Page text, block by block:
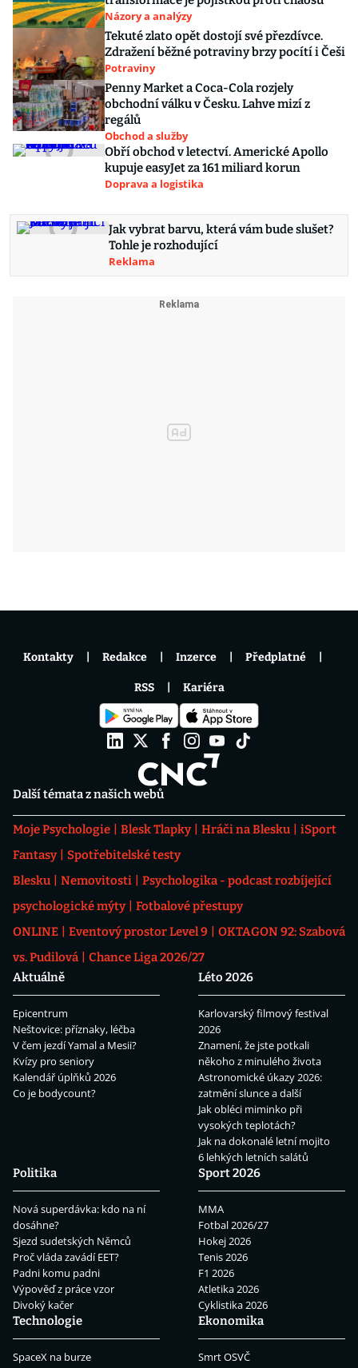
Názory a analýzy
Tekuté zlato opět dostojí své přezdívce.
Zdražení běžné potraviny brzy pocítí i Češi
Potraviny
Penny Market a Coca-Cola rozjely
obchodní válku v Česku. Lahve mizí z
regálů
Obchod a služby
Obří obchod v letectví. Americké Apollo
kupuje easyJet za 161 miliard korun
Doprava a logistika
Jak vybrat barvu, která vám bude slušet?
Tohle je rozhodující
Reklama
Další témata z našich webů
Moje Psychologie Blesk Tlapky Hráči na Blesku
iSport
Fantasy
Spotřebitelské testy
Blesku
Nemovitosti
Psychologika - podcast rozbíjející
psychologické mýty
Fotbalové přestupy
ONLINE
Eventový prostor Level 9
OKTAGON 92: Szabová
vs. Pudilová
Chance Liga 2026/27
Aktuálně
Epicentrum
Neštovice: příznaky, léčba
V čem jezdí Yamal a Mesii?
Kvízy pro seniory
Kalendář úplňků 2026
Co je bodycount?
Léto 2026
Karlovarský filmový festival
2026
Znamení, že jste potkali
někoho z minulého života
Astronomické úkazy 2026:
zatmění slunce a další
Jak obléci miminko při
vysokých teplotách?
Jak na dokonalé letní mojito
6 lehkých letních salátů
Politika
Nová superdávka: kdo na ní
dosáhne?
Sjezd sudetských Němců
Proč vláda zavádí EET?
Padni komu padni
Výpověď z práce vzor
Divoký kačer
Sport 2026
MMA
Fotbal 2026/27
Hokej 2026
Tenis 2026
F1 2026
Atletika 2026
Cyklistika 2026
Technologie
SpaceX na burze
Ekonomika
Smrt OSVČ
Kontakty Redakce Inzerce Předplatné
RSS Kariéra